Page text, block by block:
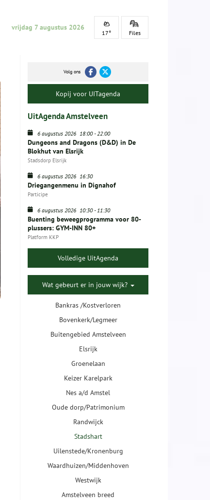
vrijdag 7 augustus 2026
17° Files
Volg ons
Kopij voor UITagenda
UitAgenda Amstelveen
6 augustus 2026 18:00-22:00
Dungeons and Dragons (D&D) in De
Blokhut van Elsrijk
Stadsdorp Elsrijk
6 augustus 2026 16:30
Driegangenmenu in Dignahof
Participe
6 augustus 2026 10:30-11:30
Buenting beweegprogramma voor 80-
plussers: GYM-INN 80+
Platform KKP
Volledige UitAgenda
Wat gebeurt er in jouw wijk?
Bankras /Kostverloren
Bovenkerk/Legmeer
Buitengebied Amstelveen
Elsrijk
Groenelaan
Keizer Karelpark
Nes a/d Amstel
Oude dorp/Patrimonium
Randwijck
Stadshart
Uilenstede/Kronenburg
Waardhuizen/Middenhoven
Westwijk
Amstelveen breed